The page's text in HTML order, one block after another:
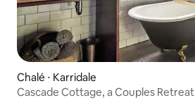
Chalé ⋅ Karridale
Cascade Cottage, a Couples Retreat